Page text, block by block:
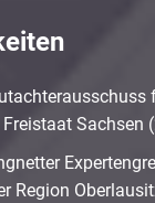
Sachsen
Region